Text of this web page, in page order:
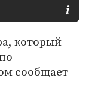
который
сообщает